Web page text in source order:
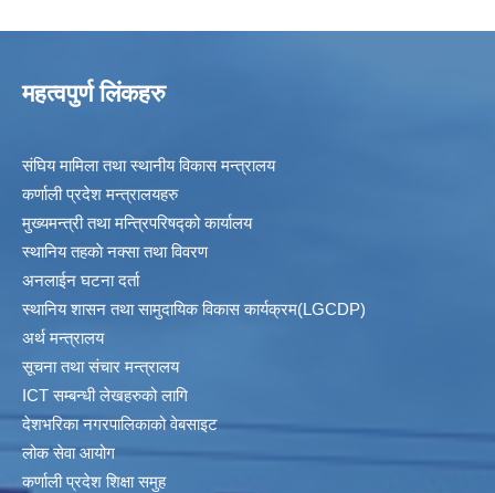
महत्वपुर्ण लिंकहरु
संघिय मामिला तथा स्थानीय विकास मन्त्रालय
कर्णाली प्रदेश मन्त्रालयहरु
मुख्यमन्त्री तथा मन्त्रिपरिषद्को कार्यालय
स्थानिय तहकाे नक्सा तथा विवरण
अनलाईन घटना दर्ता
स्थानिय शासन तथा सामुदायिक विकास कार्यक्रम(LGCDP)
अर्थ मन्त्रालय
सूचना तथा संचार मन्त्रालय
ICT सम्बन्धी लेखहरुको लागि
देशभरिका नगरपालिकाको वेबसाइट
लोक सेवा आयोग
कर्णाली प्रदेश शिक्षा समुह